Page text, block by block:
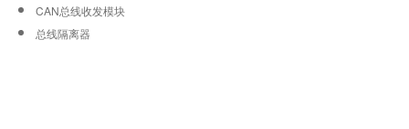
CAN总线收发模块
总线隔离器